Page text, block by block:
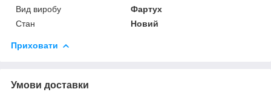
Вид виробу
Фартух
Стан
Новий
Приховати
Умови доставки